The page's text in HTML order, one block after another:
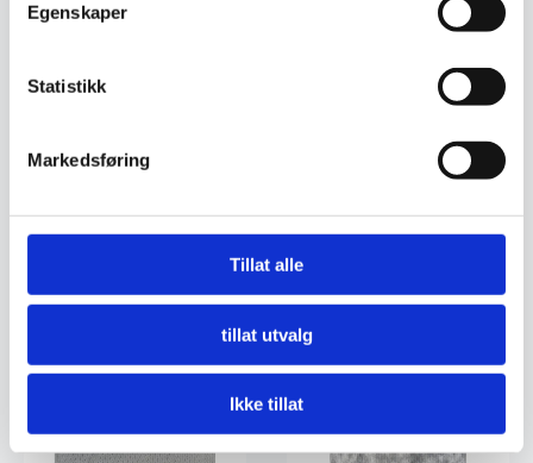
Egenskaper
Statistikk
Markedsføring
Tillat alle
tillat utvalg
Ikke tillat